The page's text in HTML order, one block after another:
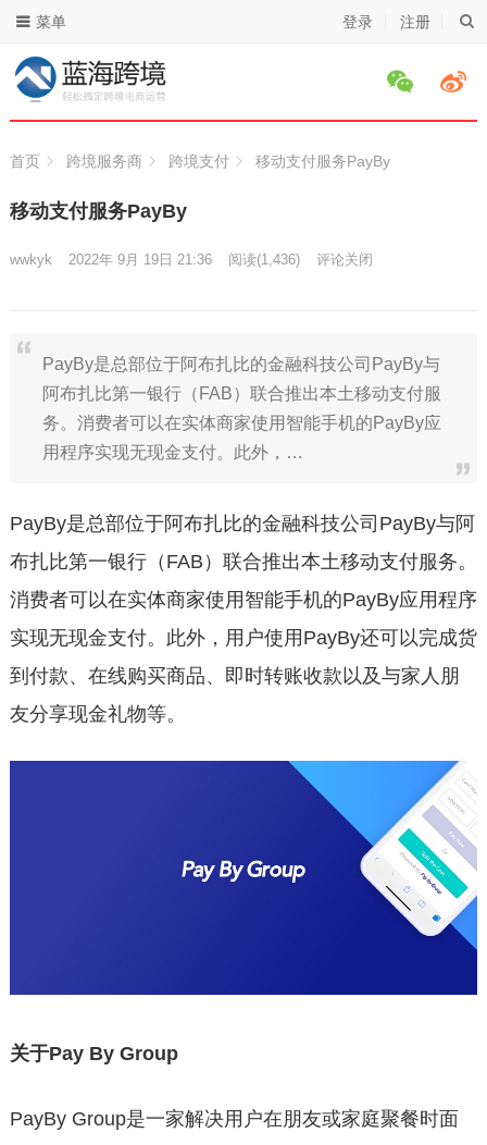
登录 注册
菜单
首页 跨境服务商 跨境支付 移动支付服务PayBy
移动支付服务PayBy
wwkyk 2022年 9月 19日 21:36 阅读(1,436) 评论关闭
PayBy是总部位于阿布扎比的金融科技公司PayBy与
阿布扎比第一银行（FAB）联合推出本土移动支付服
务。消费者可以在实体商家使用智能手机的PayBy应
用程序实现无现金支付。此外，…
PayBy是总部位于阿布扎比的金融科技公司PayBy与阿
布扎比第一银行（FAB）联合推出本土移动支付服务。
消费者可以在实体商家使用智能手机的PayBy应用程序
实现无现金支付。此外，用户使用PayBy还可以完成货
到付款、在线购买商品、即时转账收款以及与家人朋
友分享现金礼物等。
关于Pay By Group
PayBy Group是一家解决用户在朋友或家庭聚餐时面